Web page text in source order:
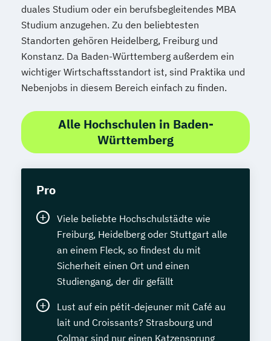
duales Studium oder ein berufsbegleitendes MBA
Studium anzugehen. Zu den beliebtesten
Standorten gehören Heidelberg, Freiburg und
Konstanz. Da Baden-Württemberg außerdem ein
wichtiger Wirtschaftsstandort ist, sind Praktika und
Nebenjobs in diesem Bereich einfach zu finden.
Alle Hochschulen in Baden-
Württemberg
Pro
Viele beliebte Hochschulstädte wie
Freiburg, Heidelberg oder Stuttgart alle
an einem Fleck, so findest du mit
Sicherheit einen Ort und einen
Studiengang, der dir gefällt
Lust auf ein pétit-dejeuner mit Café au
lait und Croissants? Strasbourg und
Colmar sind nur einen Katzensprung